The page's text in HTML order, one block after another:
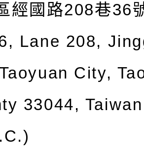
經國路208巷36
Lane 208,
City,
33044, Taiwan